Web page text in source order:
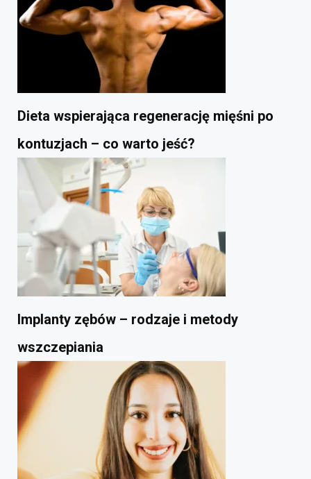
Dieta wspierająca regenerację mięśni po
kontuzjach – co warto jeść?
Implanty zębów – rodzaje i metody
wszczepiania